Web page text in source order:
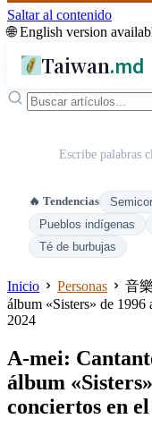
Saltar al contenido
🌐 English version
Taiwan.md
Escribe palabras
🔥 Tendencias
Pueblos indígenas
Té de burbujas
Inicio Personas 音樂
álbum «Sisters» de 1996
2024
A-mei:
álbum
conciertos en